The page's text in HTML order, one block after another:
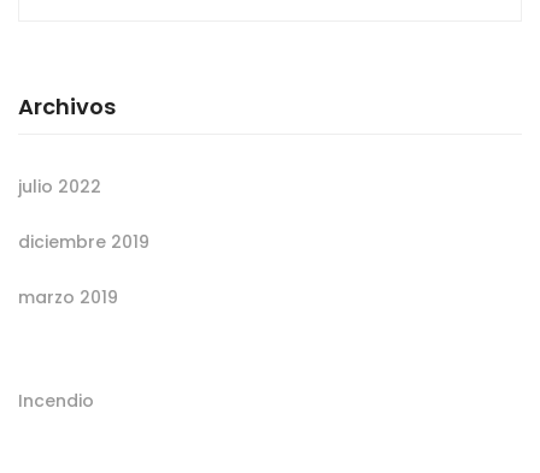
Archivos
julio 2022
diciembre 2019
marzo 2019
Incendio